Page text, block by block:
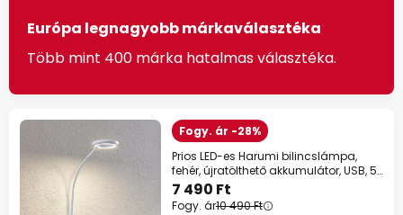
Európa legnagyobb márkaválasztéka
Több mint 400 márka hatalmas választéka.
Fogy. ár -28%
Prios LED-es Harumi bilincslámpa,
fehér, újratölthető akkumulátor, USB, 51
cm
7 490 Ft
Fogy. ár10 490 Ft